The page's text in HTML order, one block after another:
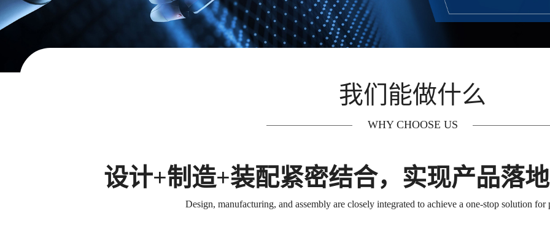
我们能做什么
WHY CHOOSE US
设计+制造+装配紧密结合，实现产品落
Design, manufacturing, and assembly are closely integrated to achieve a one-stop solution